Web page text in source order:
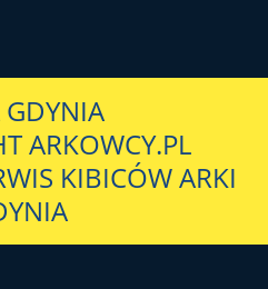
GDYNIA
ARKOWCY.PL
KIBICÓW ARKI